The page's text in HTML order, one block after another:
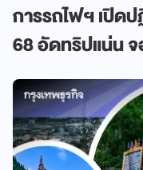
การรถไฟฯ เปิด
68 อัดทริปแน่น